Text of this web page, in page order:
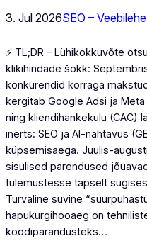
3. Jul 2026SEO –
⚡ TL;DR – Lühikokkuvõte
klikihindade šokk:
konkurendid korraga
kergitab Google Adsi ja Meta
ning kliendihankekulu (CAC)
inerts: SEO ja AI-nähtavus
küpsemisaega. Juulis-
sisulised parendused
tulemustesse täpselt
Turvaline suvine
hapukurgihooaeg on
koodiparandusteks…